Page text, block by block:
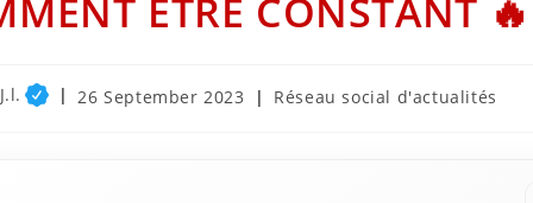
ÊTRE CONSTANT 🔥
Post
26 September 2023
Post
Réseau social d'actualités